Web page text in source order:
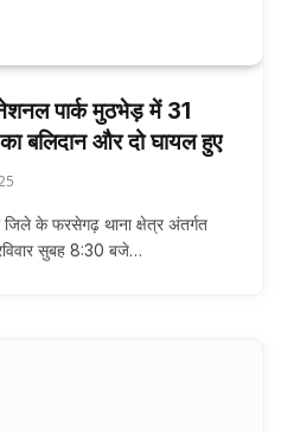
पार्क मुठभेड़ में 31
बलि‍दान और दो घायल हुए
जिले के फरसेगढ़ थाना क्षेत्र अंतर्गत
सुबह 8:30 बजे…